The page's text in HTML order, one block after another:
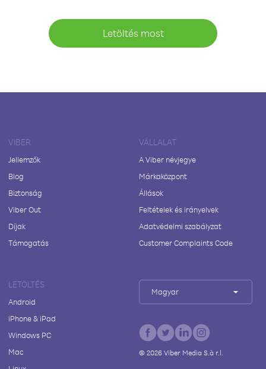
Letöltés most
VIBER
Jellemzők
Blog
Biztonság
Viber Out
Díjak
Támogatás
VÁLLALAT
A Viber névjegye
Márkaközpont
Állások
Feltételek és irányelvek
Adatvédelmi szabályzat
Customer Complaints Code
LETÖLTÉS
Android
iPhone & iPad
Windows PC
Mac
Magyar
© 2026Viber Media S.à r.l.